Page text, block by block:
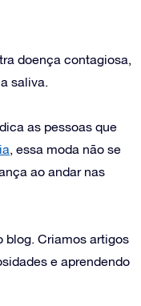
doença contagiosa,
saliva.
as pessoas que
, essa moda não se
ao andar nas
blog. Criamos artigos
e aprendendo